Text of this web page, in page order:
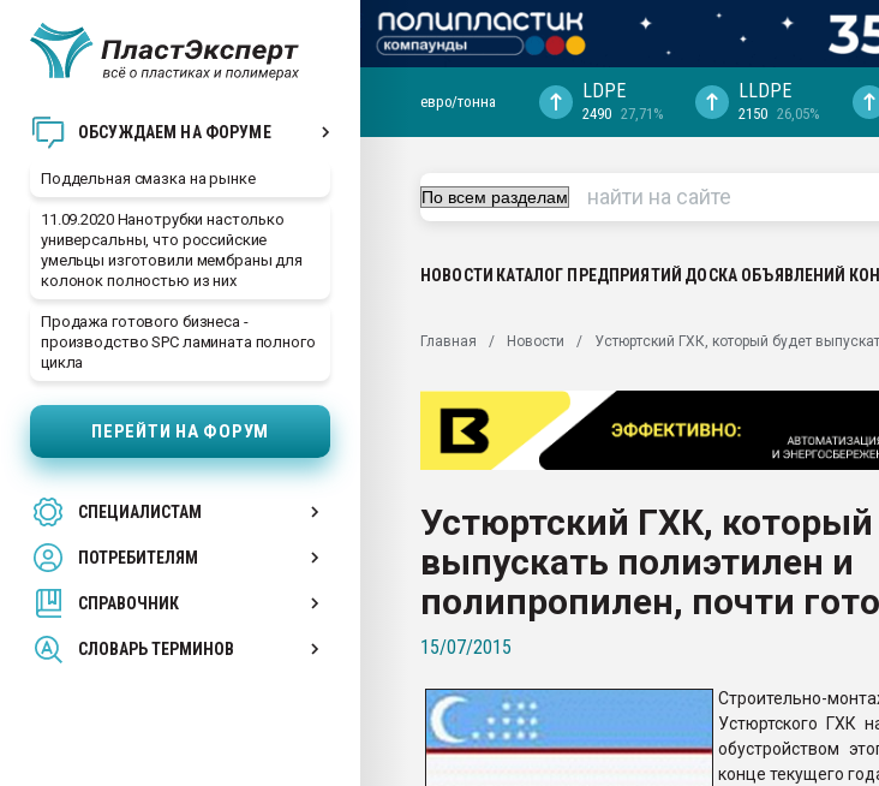
ОБСУЖДАЕМ НА ФОРУМЕ
Поддельная смазка на рынке
11.09.2020 Нанотрубки настолько
универсальны, что российские
умельцы изготовили мембраны для
колонок полностью из них
Продажа готового бизнеса -
производство SPC ламината полного
цикла
ПЕРЕЙТИ НА ФОРУМ
СПЕЦИАЛИСТАМ
ПОТРЕБИТЕЛЯМ
СПРАВОЧНИК
СЛОВАРЬ ТЕРМИНОВ
ближайшее подмосковье, с.-в.
Подмосковье, Москва
первый план в переработке
28.07.2026 "Технониколь" довольна
Всё, что касается выдува ПЭТ
Материал поверхности пуансона для
Продам отходы Композиция
поликарбоната и АБС-пластика
Armaloy PC/ABS-1IM черный цвет
ПЕРЕЙТИ НА ФОРУМ
евро/тонна LDPE
2490 27,71%
LLDPE
2150 26,05%
НОВОСТИ КАТАЛОГ ПРЕДПРИЯТИЙ ДОСКА ОБЪЯВЛЕНИЙ
Главная Новости Устюртский ГХК, который будет
Устюртский ГХК, который
выпускать полиэтилен и
полипропилен, почти
15/07/2015
Строительно-
Устюртского ГХК
обустройством
конце текущего